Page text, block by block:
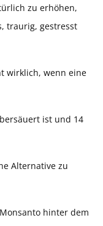
zu erhöhen,
traurig, gestresst
wirklich, wenn eine
ist und 14
Alternative zu
hinter dem